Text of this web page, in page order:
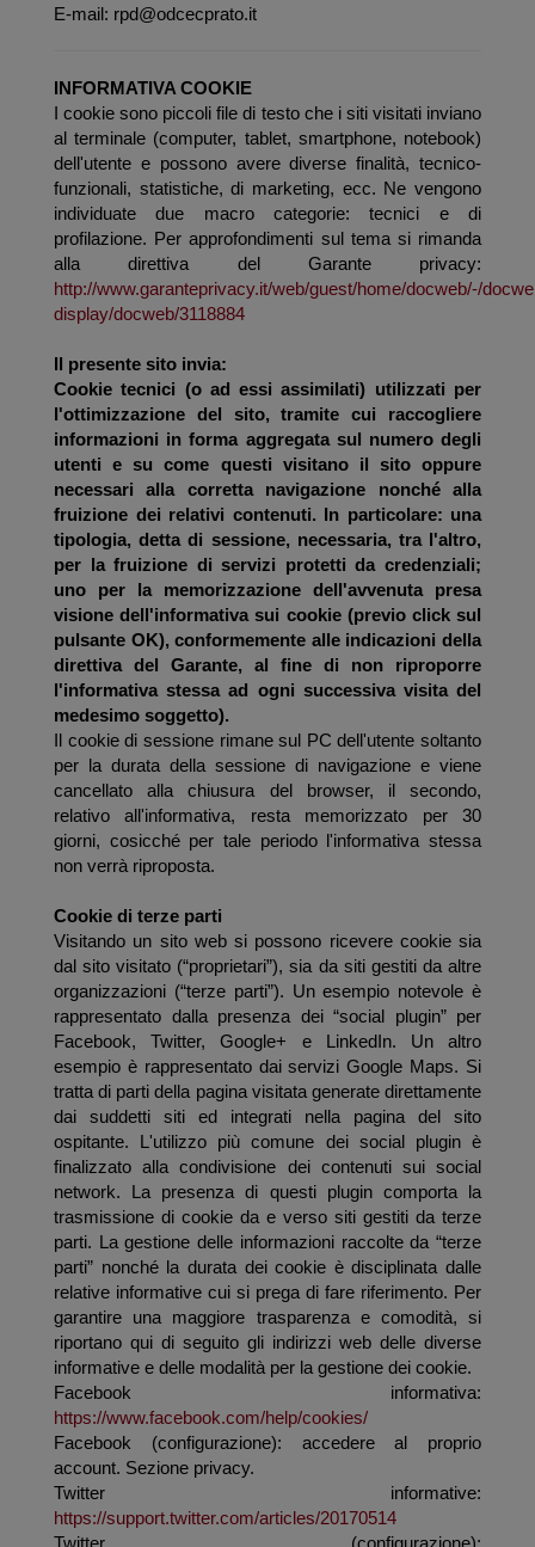
E-mail: rpd@odcecprato.it
INFORMATIVA COOKIE
I cookie sono piccoli file di testo che i siti visitati inviano
al terminale (computer, tablet, smartphone, notebook)
dell'utente e possono avere diverse finalità, tecnico-
funzionali, statistiche, di marketing, ecc. Ne vengono
individuate due macro categorie: tecnici e di
profilazione. Per approfondimenti sul tema si rimanda
alla direttiva del Garante privacy:
http://www.garanteprivacy.it/web/guest/home/docweb/-/
display/docweb/3118884
Il presente sito invia:
Cookie tecnici (o ad essi assimilati) utilizzati per
l'ottimizzazione del sito, tramite cui raccogliere
informazioni in forma aggregata sul numero degli
utenti e su come questi visitano il sito oppure
necessari alla corretta navigazione nonché alla
fruizione dei relativi contenuti. In particolare: una
tipologia, detta di sessione, necessaria, tra l'altro,
per la fruizione di servizi protetti da credenziali;
uno per la memorizzazione dell'avvenuta presa
visione dell'informativa sui cookie (previo click sul
pulsante OK), conformemente alle indicazioni della
direttiva del Garante, al fine di non riproporre
l'informativa stessa ad ogni successiva visita del
medesimo soggetto).
Il cookie di sessione rimane sul PC dell'utente soltanto
per la durata della sessione di navigazione e viene
cancellato alla chiusura del browser, il secondo,
relativo all'informativa, resta memorizzato per 30
giorni, cosicché per tale periodo l'informativa stessa
non verrà riproposta.
Cookie di terze parti
Visitando un sito web si possono ricevere cookie sia
dal sito visitato (“proprietari”), sia da siti gestiti da altre
organizzazioni (“terze parti”). Un esempio notevole è
rappresentato dalla presenza dei “social plugin” per
Facebook, Twitter, Google+ e LinkedIn. Un altro
esempio è rappresentato dai servizi Google Maps. Si
tratta di parti della pagina visitata generate direttamente
dai suddetti siti ed integrati nella pagina del sito
ospitante. L'utilizzo più comune dei social plugin è
finalizzato alla condivisione dei contenuti sui social
network. La presenza di questi plugin comporta la
trasmissione di cookie da e verso siti gestiti da terze
parti. La gestione delle informazioni raccolte da “terze
parti” nonché la durata dei cookie è disciplinata dalle
relative informative cui si prega di fare riferimento. Per
garantire una maggiore trasparenza e comodità, si
riportano qui di seguito gli indirizzi web delle diverse
informative e delle modalità per la gestione dei cookie.
Facebook informativa:
https://www.facebook.com/help/cookies/
Facebook (configurazione): accedere al proprio
account. Sezione privacy.
Twitter informative:
https://support.twitter.com/articles/20170514
Twitter (configurazione):